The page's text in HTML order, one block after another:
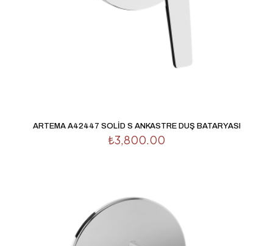
posta*
ARTEMA A42447 SOLİD S ANKASTRE DUŞ BATARYASI
₺3,800.00